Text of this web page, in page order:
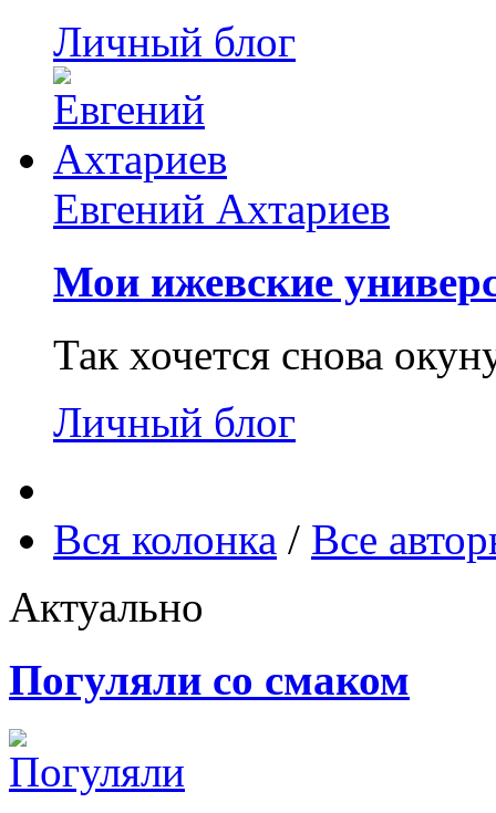
Личный блог
Евгений Ахтариев
Мои ижевские
Так хочется снова
Личный блог
Вся колонка / Все
Актуально
Погуляли со смаком